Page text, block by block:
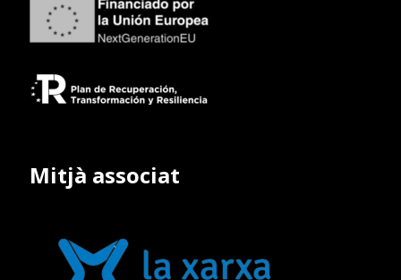
Mitjà associat